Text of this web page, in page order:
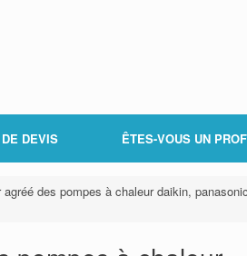
DEVIS ÊTES-VOUS UN
agréé des pompes à chaleur daikin,